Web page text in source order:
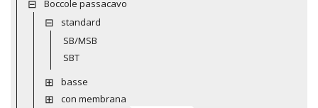
Boccole passacavo
standard
SB/MSB
SBT
basse
con membrana